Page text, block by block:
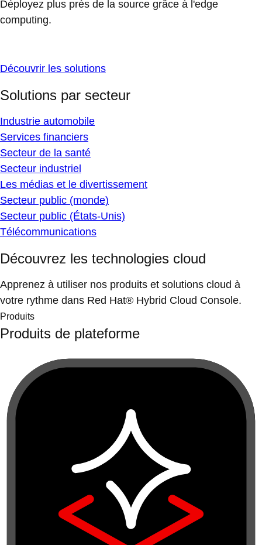
Déployez plus près de la source grâce à l'edge
computing.
Découvrir les solutions
Solutions par secteur
Industrie automobile
Services financiers
Secteur de la santé
Secteur industriel
Les médias et le divertissement
Secteur public (monde)
Secteur public (États-Unis)
Télécommunications
Découvrez les technologies cloud
Apprenez à utiliser nos produits et solutions cloud à
votre rythme dans Red Hat® Hybrid Cloud Console.
Produits
Produits de plateforme